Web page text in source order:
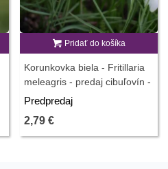
Pridať do košíka
Korunkovka biela - Fritillaria
meleagris - predaj cibuľovín -
3 ks
Predpredaj
2,79 €